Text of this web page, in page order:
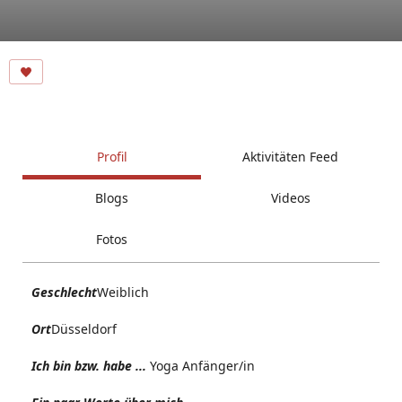
Profil Aktivitäten Feed
Blogs Videos
Fotos
GeschlechtWeiblich
OrtDüsseldorf
Ich bin bzw. habe ... Yoga Anfänger/in